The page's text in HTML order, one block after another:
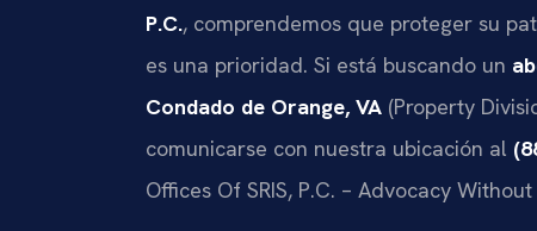
P.C., comprendemos que proteger su
es una prioridad. Si está buscando un
Condado de Orange, VA (Property
comunicarse con nuestra ubicación al
Offices Of SRIS, P.C. – Advocacy